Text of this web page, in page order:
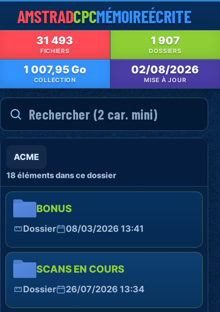
AMSTRADCPCMÉMOIREÉCRITE
31 493
FICHIERS
1 907
DOSSIERS
1 007,95 Go
COLLECTION
02/08/2026
MISE À JOUR
ACME
18 éléments dans ce dossier
BONUS
Dossier 08/03/2026 13:41
SCANS EN COURS
Dossier 26/07/2026 13:34